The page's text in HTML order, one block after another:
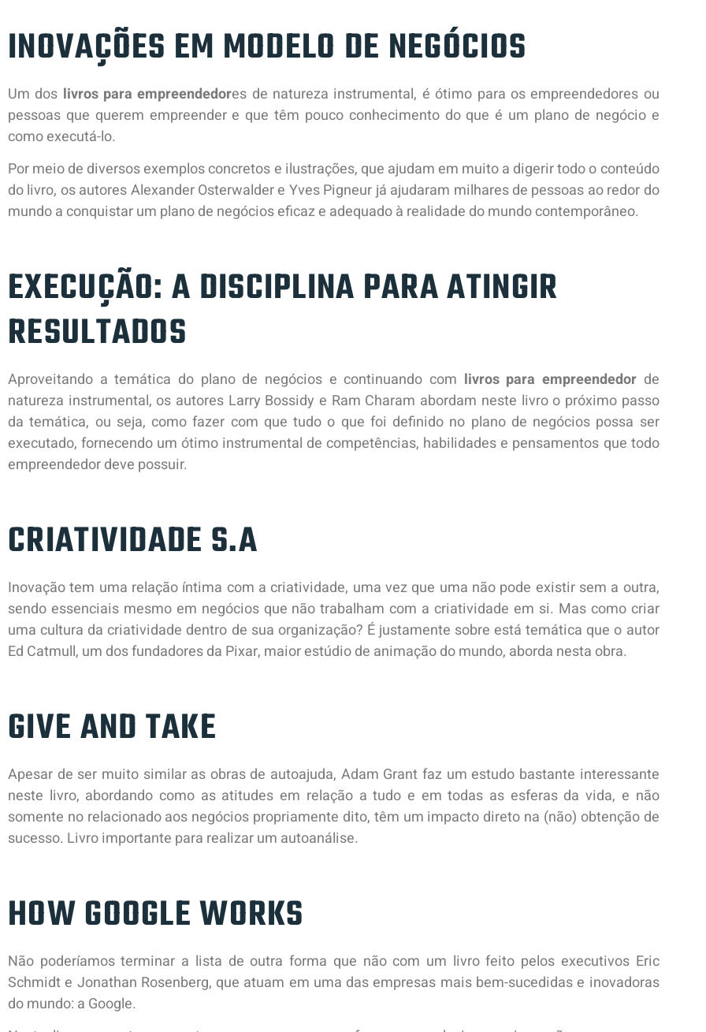
INOVAÇÕES EM MODELO DE NEGÓCIOS
Um dos livros para empreendedores de natureza instrumental, é ótimo para os empreendedores ou
pessoas que querem empreender e que têm pouco conhecimento do que é um plano de negócio e
como executá-lo.
Por meio de diversos exemplos concretos e ilustrações, que ajudam em muito a digerir todo o conteúdo
do livro, os autores Alexander Osterwalder e Yves Pigneur já ajudaram milhares de pessoas ao redor do
mundo a conquistar um plano de negócios eficaz e adequado à realidade do mundo contemporâneo.
EXECUÇÃO: A DISCIPLINA PARA ATINGIR
RESULTADOS
Aproveitando a temática do plano de negócios e continuando com livros para empreendedorde
natureza instrumental, os autores Larry Bossidy e Ram Charam abordam neste livro o próximo passo
da temática, ou seja, como fazer com que tudo o que foi definido no plano de negócios possa ser
executado, fornecendo um ótimo instrumental de competências, habilidades e pensamentos que todo
empreendedor deve possuir.
CRIATIVIDADE S.A
Inovação tem uma relação íntima com a criatividade, uma vez que uma não pode existir sem a outra,
sendo essenciais mesmo em negócios que não trabalham com a criatividade em si. Mas como criar
uma cultura da criatividade dentro de sua organização? É justamente sobre está temática que o autor
Ed Catmull, um dos fundadores da Pixar, maior estúdio de animação do mundo, aborda nesta obra.
GIVE AND TAKE
Apesar de ser muito similar as obras de autoajuda, Adam Grant faz um estudo bastante interessante
neste livro, abordando como as atitudes em relação a tudo e em todas as esferas da vida, e não
somente no relacionado aos negócios propriamente dito, têm um impacto direto na (não) obtenção de
sucesso. Livro importante para realizar um autoanálise.
HOW GOOGLE WORKS
Não poderíamos terminar a lista de outra forma que não com um livro feito pelos executivos Eric
Schmidt e Jonathan Rosenberg, que atuam em uma das empresas mais bem-sucedidas e inovadoras
do mundo: a Google.